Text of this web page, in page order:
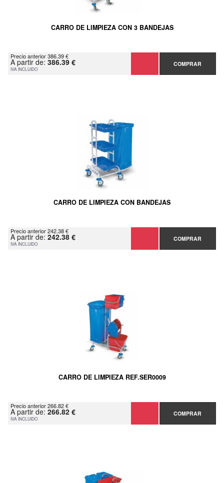
CARRO DE LIMPIEZA CON 3 BANDEJAS
Precio anterior 386.39 €
A partir de: 386.39 €
IVA INCLUIDO
COMPRAR
CARRO DE LIMPIEZA CON BANDEJAS
Precio anterior 242.38 €
A partir de: 242.38 €
IVA INCLUIDO
COMPRAR
CARRO DE LIMPIEZA REF.SER0009
Precio anterior 266.82 €
A partir de: 266.82 €
IVA INCLUIDO
COMPRAR